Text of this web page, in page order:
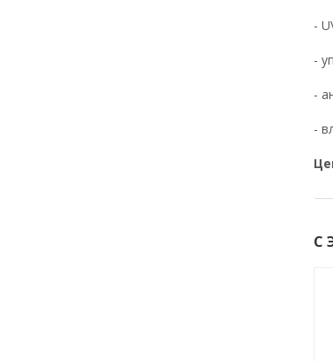
-
-
-
-
С